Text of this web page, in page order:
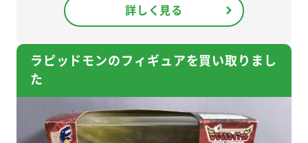
詳しく見る
ラピッドモンのフィギュアを買い取りまし
た